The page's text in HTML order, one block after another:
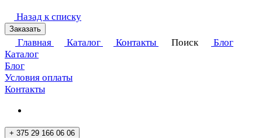
Назад к списку
Заказать
Главная Каталог Контакты Поиск
Блог
Каталог
Блог
Условия оплаты
Контакты
+ 375 29 166 06 06